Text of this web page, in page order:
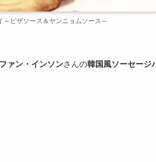
～ピザソース＆ヤンニョムソース～
ァン・インソンさんの韓国風ソーセージ